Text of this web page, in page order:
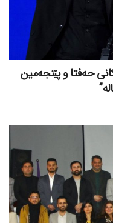
حه‌فتا و پێنجه‌مین